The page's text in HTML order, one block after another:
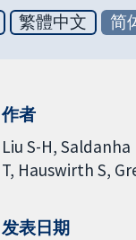
繁體中文 简
作者
Liu S-H Saldanha
T Hauswirth S
发表日期